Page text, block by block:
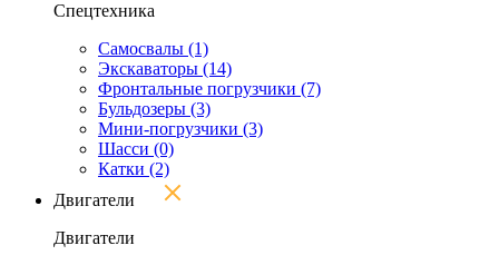
Спецтехника
Самосвалы (1)
Экскаваторы (14)
Фронтальные погрузчики (7)
Бульдозеры (3)
Мини-погрузчики (3)
Шасси (0)
Катки (2)
Двигатели
Двигатели